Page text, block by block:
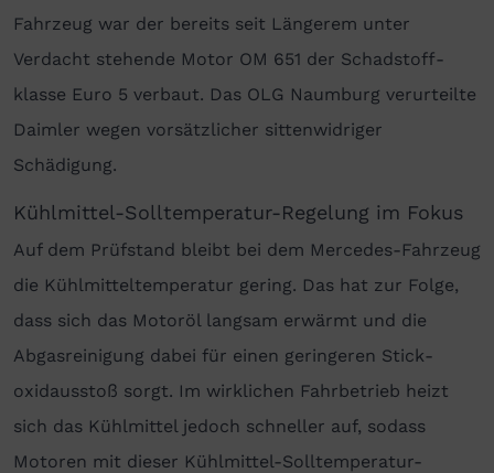
Fahrzeug war der bereits seit Längerem unter
Verdacht stehende Motor OM 651 der Schad­stoff­
klasse Euro 5 verbaut. Das OLG Naumburg verurteilte
Daimler wegen vorsätzlicher sittenwid­riger
Schädigung.
Kühlmittel-Solltemperatur-Regelung im Fokus
Auf dem Prüfstand bleibt bei dem Mercedes-Fahrzeug
die Kühl­mittel­temperatur gering. Das hat zur Folge,
dass sich das Motoröl lang­sam erwärmt und die
Abgas­reinigung dabei für einen geringeren Stick­
oxidausstoß sorgt. Im wirklichen Fahr­betrieb heizt
sich das Kühl­mittel jedoch schneller auf, sodass
Motoren mit dieser Kühl­mittel-Soll­temperatur-